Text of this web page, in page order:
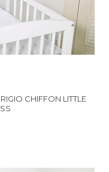
CHIFFON LITTLE